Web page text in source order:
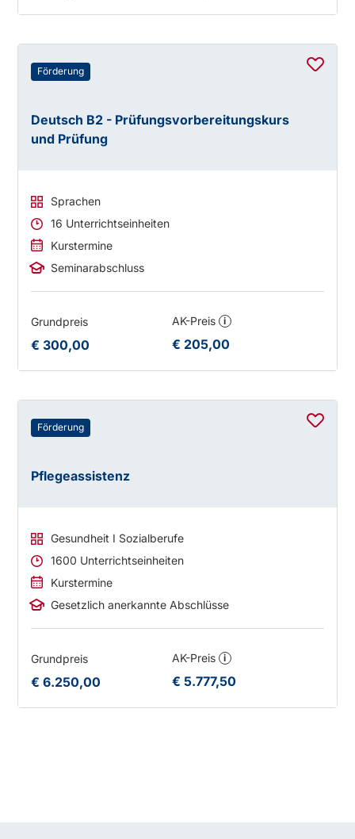
Förderung
Deutsch B2 - Prüfungsvorbereitungskurs
und Prüfung
Sprachen
16 Unterrichtseinheiten
Kurstermine
Seminarabschluss
Grundpreis
€ 300,00
AK-Preis i
€ 205,00
Förderung
Pflegeassistenz
Gesundheit I Sozialberufe
1600 Unterrichtseinheiten
Kurstermine
Gesetzlich anerkannte Abschlüsse
Grundpreis
€ 6.250,00
AK-Preis i
€ 5.777,50